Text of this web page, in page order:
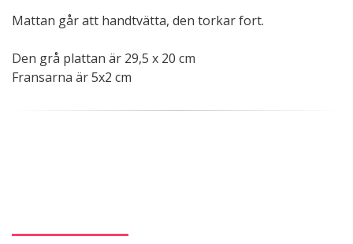
Mattan går att handtvätta, den torkar fort.
Den grå plattan är 29,5 x 20 cm
Fransarna är 5x2 cm